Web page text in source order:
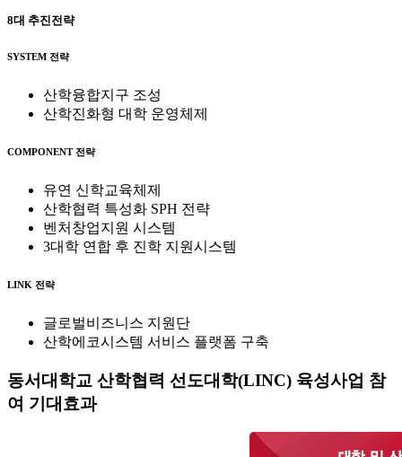
8대 추진전략
SYSTEM 전략
산학융합지구 조성
산학진화형 대학 운영체제
COMPONENT 전략
유연 신학교육체제
산학협력 특성화 SPH 전략
벤처창업지원 시스템
3대학 연합 후 진학 지원시스템
LINK 전략
글로벌비즈니스 지원단
산학에코시스템 서비스 플랫폼 구축
동서대학교 산학협력 선도대학(LINC) 육성사업 참
여 기대효과